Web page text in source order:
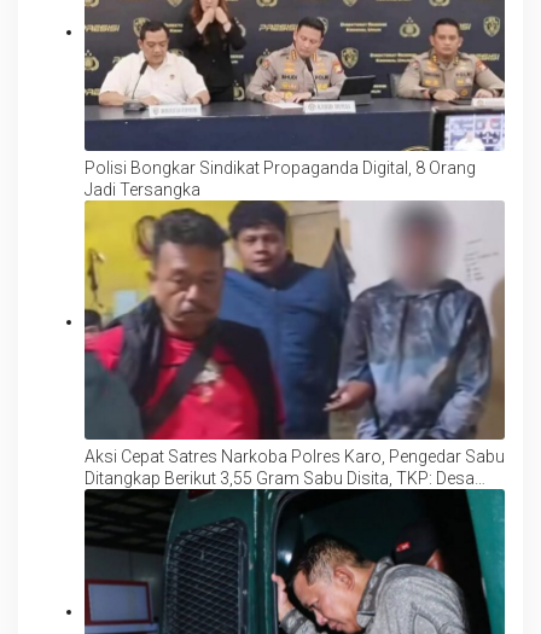
Polisi Bongkar Sindikat Propaganda Digital, 8 Orang
Jadi Tersangka
Aksi Cepat Satres Narkoba Polres Karo, Pengedar Sabu
Ditangkap Berikut 3,55 Gram Sabu Disita, TKP: Desa